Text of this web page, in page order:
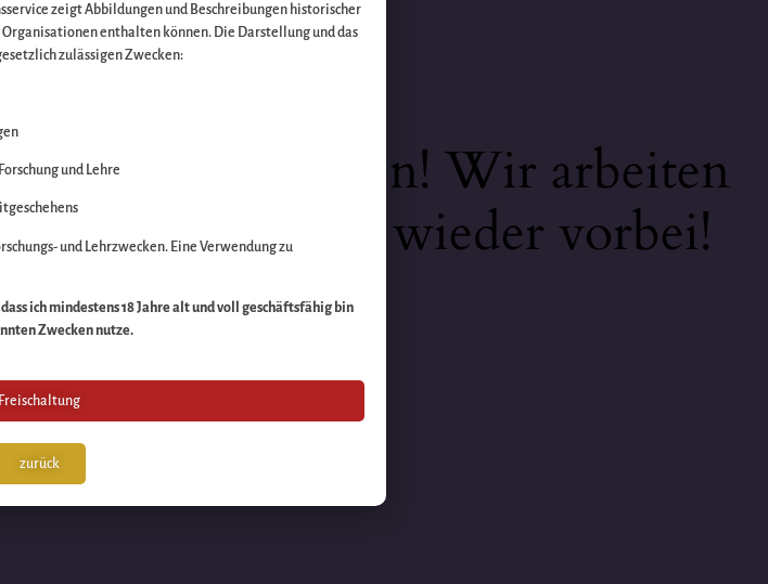
Wir arbeiten
Sie bald wieder vorbei!
zeigt Abbildungen und Beschreibungen historischer
enthalten können. Die Darstellung und das
zulässigen Zwecken:
und Lehre
und Lehrzwecken. Eine Verwendung zu
ich mindestens 18 Jahre alt und voll geschäftsfähig bin
Zwecken nutze.
Freischaltung
zurück